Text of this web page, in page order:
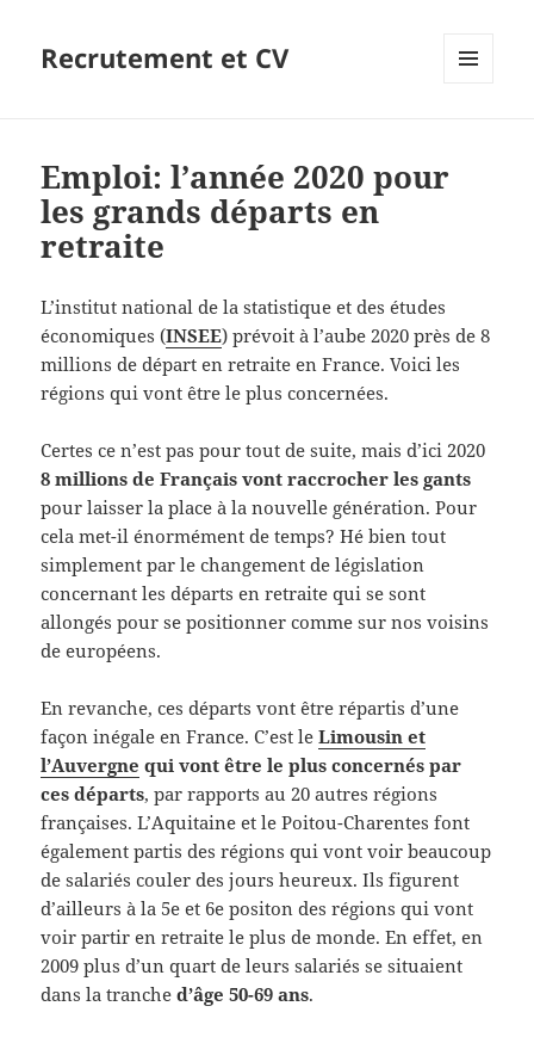
Recrutement et CV
Emploi: l’année 2020 pour
les grands départs en
retraite
L’institut national de la statistique et des études
économiques (INSEE) prévoit à l’aube 2020 près de 8
millions de départ en retraite en France. Voici les
régions qui vont être le plus concernées.
Certes ce n’est pas pour tout de suite, mais d’ici 2020
8 millions de Français vont raccrocher les gants
pour laisser la place à la nouvelle génération. Pour
cela met-il énormément de temps? Hé bien tout
simplement par le changement de législation
concernant les départs en retraite qui se sont
allongés pour se positionner comme sur nos voisins
de européens.
En revanche, ces départs vont être répartis d’une
façon inégale en France. C’est leLimousin et
l’Auvergne qui vont être le plus concernés par
ces départs, par rapports au 20 autres régions
françaises. L’Aquitaine et le Poitou-Charentes font
également partis des régions qui vont voir beaucoup
de salariés couler des jours heureux. Ils figurent
d’ailleurs à la 5e et 6e positon des régions qui vont
voir partir en retraite le plus de monde. En effet, en
2009 plus d’un quart de leurs salariés se situaient
dans la tranche d’âge 50-69 ans.